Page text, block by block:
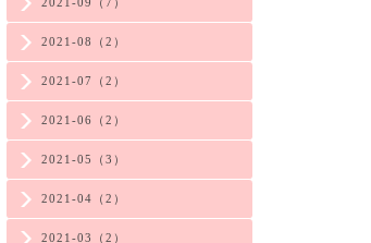
2021-08（2）
2021-07（2）
2021-06（2）
2021-05（3）
2021-04（2）
2021-03（2）